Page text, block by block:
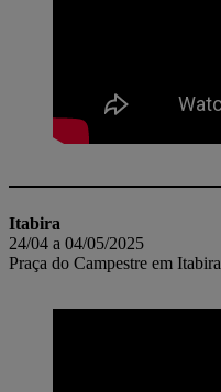
Itabira
24/04 a 04/05/2025
Praça do Campestre em Itabira